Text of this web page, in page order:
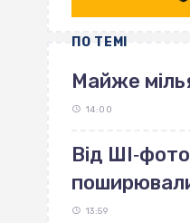
ПО ТЕМІ
Майже
14:00
Від
13:59